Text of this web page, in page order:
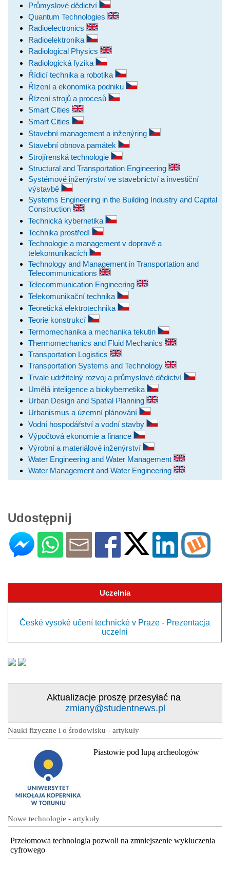
Průmyslové dědictví
Quantum Technologies
Radioelectronics
Radioelektronika
Radiological Physics
Radiologická fyzika
Řídicí technika a robotika
Řízení a ekonomika podniku
Řízení strojů a procesů
Smart Cities
Smart Cities
Stavební management a inženýring
Stavební obnova památek
Strojírenská technologie
Structural and Transportation Engineering
Systémové inženýrství ve stavebnictví a investiční
výstavbě
Systems Engineering in the Building Industry and Capital
Construction
Technická kybernetika
Technika prostředí
Technologie a management v dopravě a
telekomunikacích
Technology and Management in Transportation and
Telecommunications
Telecommunication Engineering
Telekomunikační technika
Teoretická elektrotechnika
Teorie konstrukcí
Termomechanika a mechanika tekutin
Thermomechanics and Fluid Mechanics
Transportation Logistics
Transportation Systems and Technology
Trvale udržitelný rozvoj a průmyslové dědictví
Umělá inteligence a biokybernetika
Urban Design and Spatial Planning
Urbanismus a územní plánování
Vodní hospodářství a vodní stavby
Výpočtová ekonomie a finance
Výrobní a materiálové inženýrství
Water Engineering and Water Management
Water Management and Water Engineering
Udostępnij
Uczelnia
České vysoké učení technické v Praze - Prezentacja
uczelni
Aktualizacje proszę przesyłać na
zmiany@studentnews.pl
Nauki fizyczne i o środowisku - artykuły
Piastowie pod lupą archeologów
Nowe technologie - artykuły
Przełomowa technologia pozwoli na zmniejszenie wykluczenia
cyfrowego